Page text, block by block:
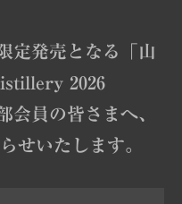
定発売となる
「山
2026
会員の皆さまへ、
せいたします。